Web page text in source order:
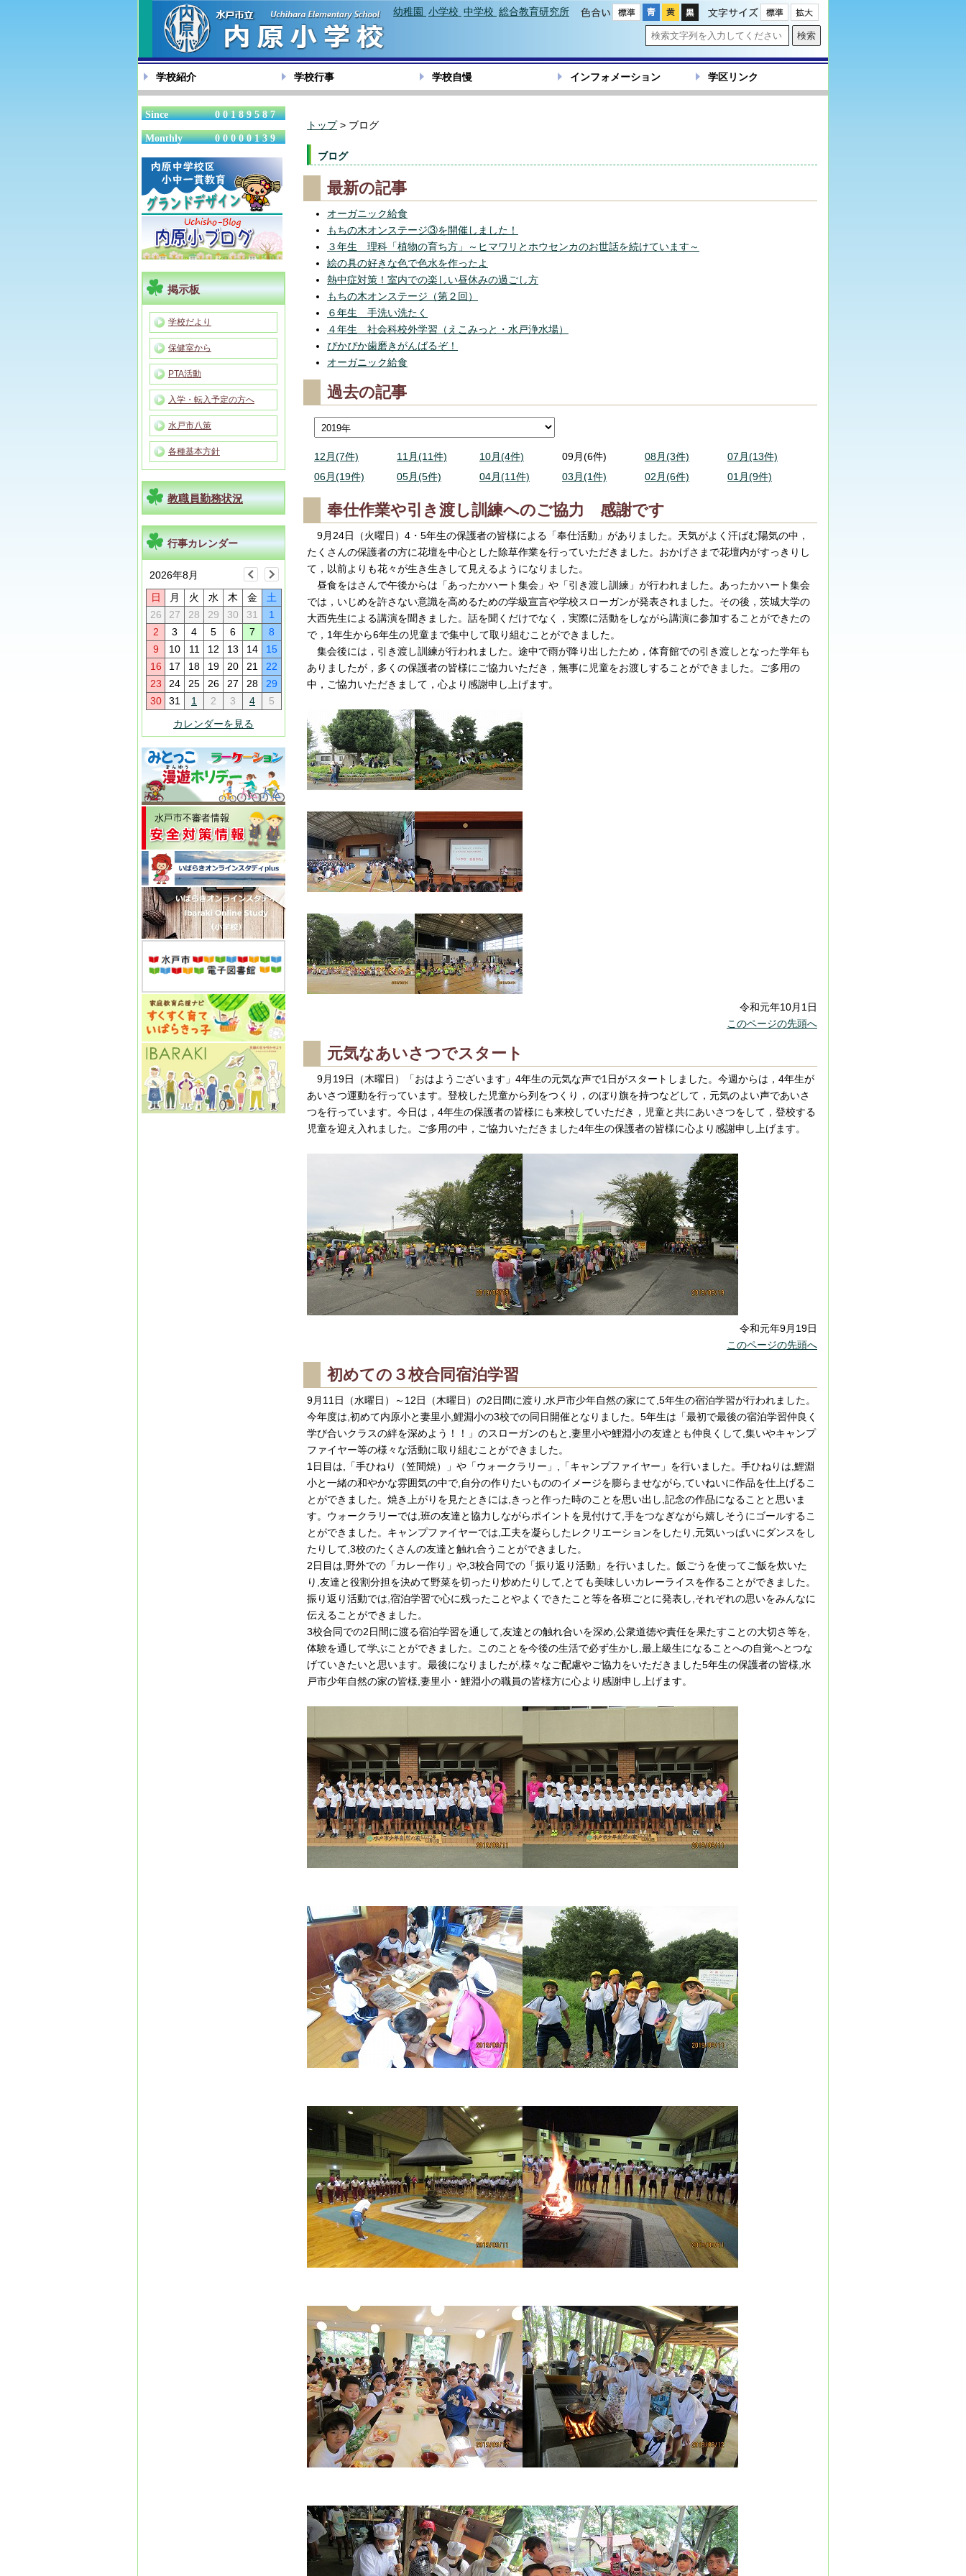
色合い 文字サイズ
幼稚園 小学校 中学校 総合教育研究所
学校紹介 学校行事 学校自慢 インフォメーション 学区リンク
Since 00189587
Monthly 00000139
掲示板
学校だより
保健室から
PTA活動
入学・転入予定の方へ
水戸市八策
各種基本方針
教職員勤務状況
行事カレンダー
2026年8月
日 月 火 水 木 金
土
26
27 28 29 30 31
1
2
3 4 5 6 7
8
9
10 11 12 13 14
15
16
17 18 19 20 21
22
23
24 25 26 27 28
29
30
31 1 2 3 4
5
カレンダーを見る
トップ> ブログ
ブログ
最新の記事
オーガニック給食
もちの木オンステージ③を開催しました！
３年生 理科「植物の育ち方」～ヒマワリとホウセンカのお世話を続けています～
絵の具の好きな色で色水を作ったよ
熱中症対策！室内での楽しい昼休みの過ごし方
もちの木オンステージ（第２回）
６年生 手洗い洗たく
４年生 社会科校外学習（えこみっと・水戸浄水場）
ぴかぴか歯磨きがんばるぞ！
オーガニック給食
過去の記事
12月(7件) 11月(11件) 10月(4件) 09月(6件) 08月(3件)
07月(13件)
06月(19件)
05月(5件) 04月(11件) 03月(1件) 02月(6件) 01月(9件)
奉仕作業や引き渡し訓練へのご協力 感謝です
9月24日（火曜日）4・5年生の保護者の皆様による「奉仕活動」がありました。天気がよく汗ばむ陽気の中，
たくさんの保護者の方に花壇を中心とした除草作業を行っていただきました。おかげさまで花壇内がすっきりし
て，以前よりも花々が生き生きして見えるようになりました。
昼食をはさんで午後からは「あったかハート集会」や「引き渡し訓練」が行われました。あったかハート集会
では，いじめを許さない意識を高めるための学級宣言や学校スローガンが発表されました。その後，茨城大学の
大西先生による講演を聞きました。話を聞くだけでなく，実際に活動をしながら講演に参加することができたの
で，1年生から6年生の児童まで集中して取り組むことができました。
集会後には，引き渡し訓練が行われました。途中で雨が降り出したため，体育館での引き渡しとなった学年も
ありましたが，多くの保護者の皆様にご協力いただき，無事に児童をお渡しすることができました。ご多用の
中，ご協力いただきまして，心より感謝申し上げます。
令和元年10月1日
このページの先頭へ
元気なあいさつでスタート
9月19日（木曜日）「おはようございます」4年生の元気な声で1日がスタートしました。今週からは，4年生が
あいさつ運動を行っています。登校した児童から列をつくり，のぼり旗を持つなどして，元気のよい声であいさ
つを行っています。今日は，4年生の保護者の皆様にも来校していただき，児童と共にあいさつをして，登校する
児童を迎え入れました。ご多用の中，ご協力いただきました4年生の保護者の皆様に心より感謝申し上げます。
令和元年9月19日
このページの先頭へ
初めての３校合同宿泊学習
9月11日（水曜日）～12日（木曜日）の2日間に渡り,水戸市少年自然の家にて,5年生の宿泊学習が行われました。
今年度は,初めて内原小と妻里小,鯉淵小の3校での同日開催となりました。5年生は「最初で最後の宿泊学習仲良く
学び合いクラスの絆を深めよう！！」のスローガンのもと,妻里小や鯉淵小の友達とも仲良くして,集いやキャンプ
ファイヤー等の様々な活動に取り組むことができました。
1日目は,「手ひねり（笠間焼）」や「ウォークラリー」,「キャンプファイヤー」を行いました。手ひねりは,鯉淵
小と一緒の和やかな雰囲気の中で,自分の作りたいもののイメージを膨らませながら,ていねいに作品を仕上げるこ
とができました。焼き上がりを見たときには,きっと作った時のことを思い出し,記念の作品になることと思いま
す。ウォークラリーでは,班の友達と協力しながらポイントを見付けて,手をつなぎながら嬉しそうにゴールするこ
とができました。キャンプファイヤーでは,工夫を凝らしたレクリエーションをしたり,元気いっぱいにダンスをし
たりして,3校のたくさんの友達と触れ合うことができました。
2日目は,野外での「カレー作り」や,3校合同での「振り返り活動」を行いました。飯ごうを使ってご飯を炊いた
り,友達と役割分担を決めて野菜を切ったり炒めたりして,とても美味しいカレーライスを作ることができました。
振り返り活動では,宿泊学習で心に残ったことやよくできたこと等を各班ごとに発表し,それぞれの思いをみんなに
伝えることができました。
3校合同での2日間に渡る宿泊学習を通して,友達との触れ合いを深め,公衆道徳や責任を果たすことの大切さ等を,
体験を通して学ぶことができました。このことを今後の生活で必ず生かし,最上級生になることへの自覚へとつな
げていきたいと思います。最後になりましたが,様々なご配慮やご協力をいただきました5年生の保護者の皆様,水
戸市少年自然の家の皆様,妻里小・鯉淵小の職員の皆様方に心より感謝申し上げます。